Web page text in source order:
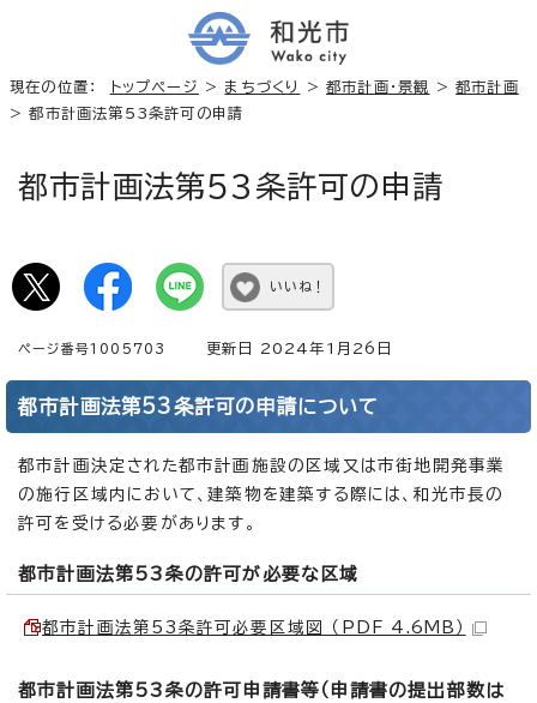
現在の位置： トップページ > まちづくり >都市計画・景観 >都市計画
> 都市計画法第53条許可の申請
都市計画法第53条許可の申請
いいね！
ページ番号1005703 更新日 2024年1月26日
都市計画法第53条許可の申請について
都市計画決定された都市計画施設の区域又は市街地開発事業
の施行区域内において、建築物を建築する際には、和光市長の
許可を受ける必要があります。
都市計画法第53条の許可が必要な区域
都市計画法第53条許可必要区域図 （PDF 4.6MB）
都市計画法第53条の許可申請書等（申請書の提出部数は